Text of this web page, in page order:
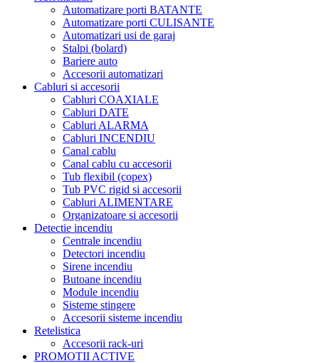
Automatizare porti BATANTE
Automatizare porti CULISANTE
Automatizari usi de garaj
Stalpi (bolard)
Bariere auto
Accesorii automatizari
Cabluri si accesorii
Cabluri COAXIALE
Cabluri DATE
Cabluri ALARMA
Cabluri INCENDIU
Canal cablu
Canal cablu cu accesorii
Tub flexibil (copex)
Tub PVC rigid si accesorii
Cabluri ALIMENTARE
Organizatoare si accesorii
Detectie incendiu
Centrale incendiu
Detectori incendiu
Sirene incendiu
Butoane incendiu
Module incendiu
Sisteme stingere
Accesorii sisteme incendiu
Retelistica
Accesorii rack-uri
PROMOTII ACTIVE